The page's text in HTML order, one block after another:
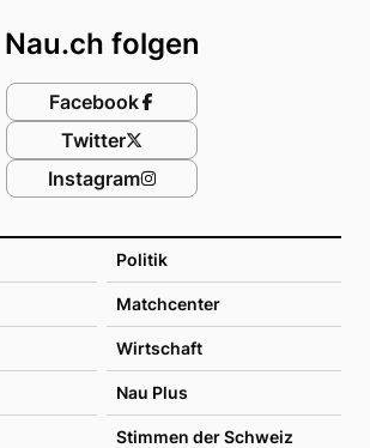
Politik
Matchcenter
Wirtschaft
Nau Plus
Stimmen der Schweiz
Nau.ch folgen
Facebook
Twitter
Instagram